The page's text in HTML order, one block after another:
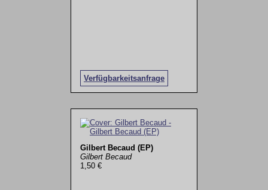
Verfügbarkeitsanfrage
Gilbert Becaud (EP)
Gilbert Becaud
1,50 €